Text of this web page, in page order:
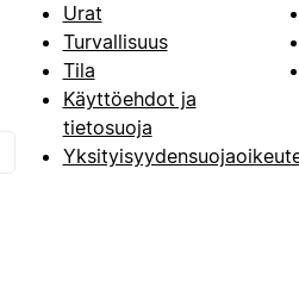
Urat
Turvallisuus
Tila
Käyttöehdot ja
tietosuoja